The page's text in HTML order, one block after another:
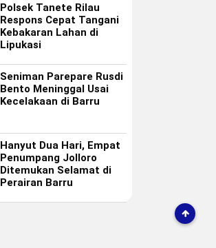
Polsek Tanete Rilau
Respons Cepat Tangani
Kebakaran Lahan di
Lipukasi
Seniman Parepare Rusdi
Bento Meninggal Usai
Kecelakaan di Barru
Hanyut Dua Hari, Empat
Penumpang Jolloro
Ditemukan Selamat di
Perairan Barru